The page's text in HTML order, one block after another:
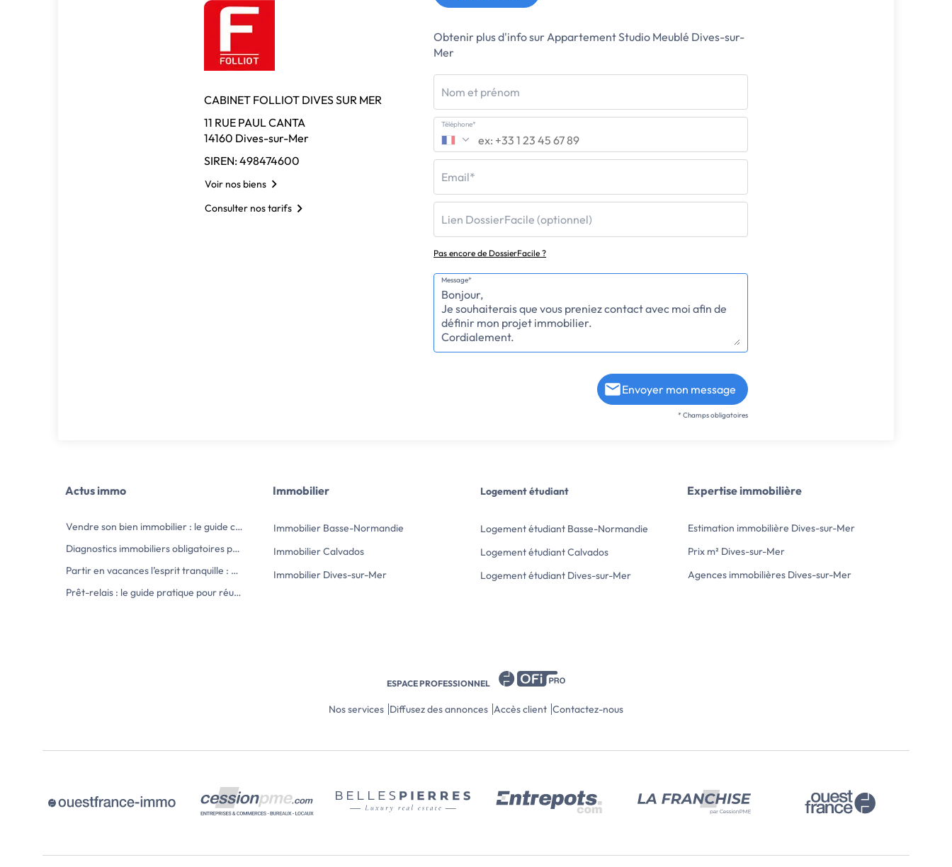
CABINET FOLLIOT DIVES SUR MER
11 RUE PAUL CANTA
14160 Dives-sur-Mer
SIREN: 498474600
Voir nos biens
Consulter nos tarifs
Obtenir plus d'info sur Appartement Studio Meublé Dives-sur-
Mer
Nom et prénom
Téléphone*
Email*
Lien DossierFacile (optionnel)
Pas encore de DossierFacile ?
Message*
Envoyer mon message
* Champs obligatoires
Actus immo
Vendre son bien immobilier : le guide complet des démarches et obligations
Diagnostics immobiliers obligatoires pour vendre : la liste complète en 2026
Partir en vacances l’esprit tranquille : comment protéger sa maison du cambriolage
Prêt-relais : le guide pratique pour réussir votre achat immobilier sans stress
Immobilier
Immobilier Basse-Normandie
Immobilier Calvados
Immobilier Dives-sur-Mer
Logement étudiant
Logement étudiant Basse-Normandie
Logement étudiant Calvados
Logement étudiant Dives-sur-Mer
Expertise immobilière
Estimation immobilière Dives-sur-Mer
Prix m² Dives-sur-Mer
Agences immobilières Dives-sur-Mer
ESPACE PROFESSIONNEL
Nos services Diffusez des annonces Accès client Contactez-nous